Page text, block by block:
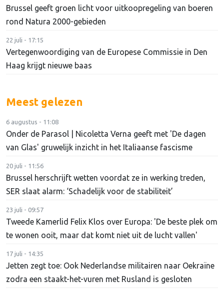
Brussel geeft groen licht voor uitkoopregeling van boeren
rond Natura 2000-gebieden
22 juli - 17:15
Vertegenwoordiging van de Europese Commissie in Den
Haag krijgt nieuwe baas
Meest gelezen
6 augustus - 11:08
Onder de Parasol | Nicoletta Verna geeft met 'De dagen
van Glas' gruwelijk inzicht in het Italiaanse fascisme
20 juli - 11:56
Brussel herschrijft wetten voordat ze in werking treden,
SER slaat alarm: ‘Schadelijk voor de stabiliteit’
23 juli - 09:57
Tweede Kamerlid Felix Klos over Europa: 'De beste plek om
te wonen ooit, maar dat komt niet uit de lucht vallen'
17 juli - 14:35
Jetten zegt toe: Ook Nederlandse militairen naar Oekraïne
zodra een staakt-het-vuren met Rusland is gesloten